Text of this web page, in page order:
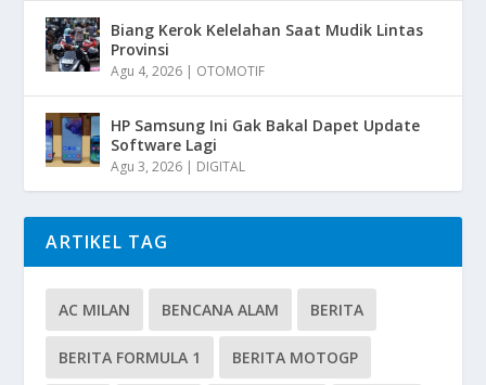
Biang Kerok Kelelahan Saat Mudik Lintas
Provinsi
Agu 4, 2026 | OTOMOTIF
HP Samsung Ini Gak Bakal Dapet Update
Software Lagi
Agu 3, 2026 | DIGITAL
ARTIKEL TAG
AC MILAN BENCANA ALAM BERITA
BERITA FORMULA 1 BERITA MOTOGP